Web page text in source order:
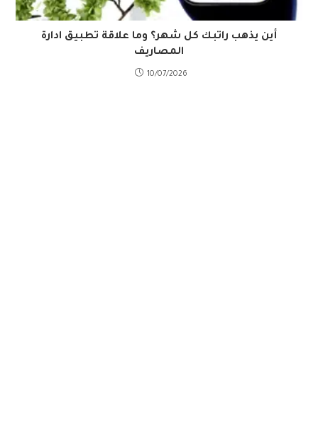
أين يذهب راتبك كل شهر؟ وما علاقة تطبيق ادارة
المصاريف
10/07/2026